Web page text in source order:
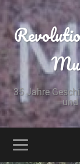
35 Jahre
und